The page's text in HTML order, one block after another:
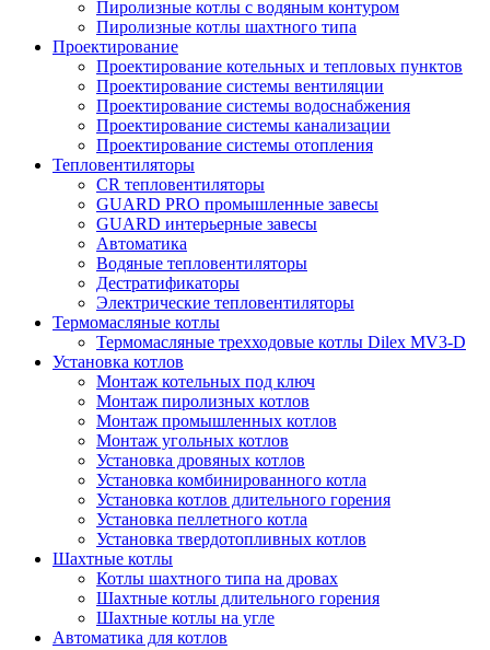
Пиролизные котлы с водяным контуром
Пиролизные котлы шахтного типа
Проектирование
Проектирование котельных и тепловых пунктов
Проектирование системы вентиляции
Проектирование системы водоснабжения
Проектирование системы канализации
Проектирование системы отопления
Тепловентиляторы
CR тепловентиляторы
GUARD PRO промышленные завесы
GUARD интерьерные завесы
Автоматика
Водяные тепловентиляторы
Дестратификаторы
Электрические тепловентиляторы
Термомасляные котлы
Термомасляные трехходовые котлы Dilex MV3-D
Установка котлов
Монтаж котельных под ключ
Монтаж пиролизных котлов
Монтаж промышленных котлов
Монтаж угольных котлов
Установка дровяных котлов
Установка комбинированного котла
Установка котлов длительного горения
Установка пеллетного котла
Установка твердотопливных котлов
Шахтные котлы
Котлы шахтного типа на дровах
Шахтные котлы длительного горения
Шахтные котлы на угле
Автоматика для котлов